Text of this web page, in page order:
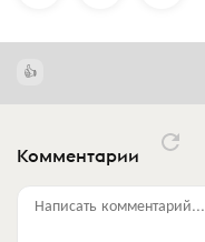
Комментарии
Написать комментарий...